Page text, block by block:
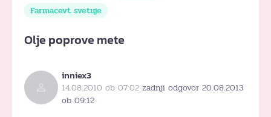
Farmacevt svetuje
Olje poprove mete
inniex3
14.08.2010 ob 07:02 zadnji odgovor 20.08.2013
ob 09:12